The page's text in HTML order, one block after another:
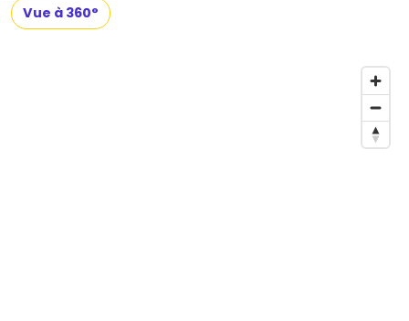
Vue à 360°